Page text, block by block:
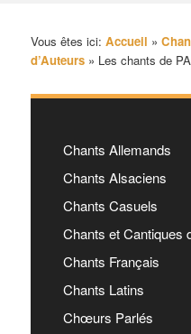
Vous êtes ici:Accueil »
d’Auteurs » Les chants de
Chants Allemands
Chants Alsaciens
Chants Casuels
Chants et Cantiques
Chants Français
Chants Latins
Chœurs Parlés